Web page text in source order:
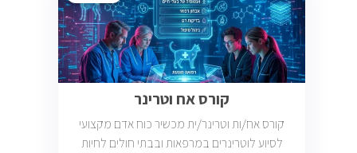
קורס אח וטרינר
קורס אח/ות וטרינר/ית מכשיר כוח אדם מקצועי
לסיוע לוטרינרים במרפאות ובבתי חולים לחיות